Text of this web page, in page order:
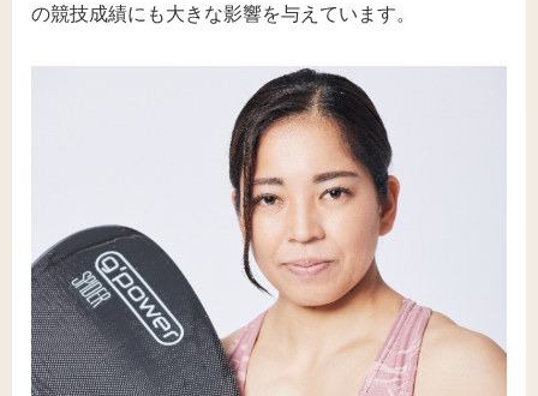
の競技成績にも大きな影響を与えています。